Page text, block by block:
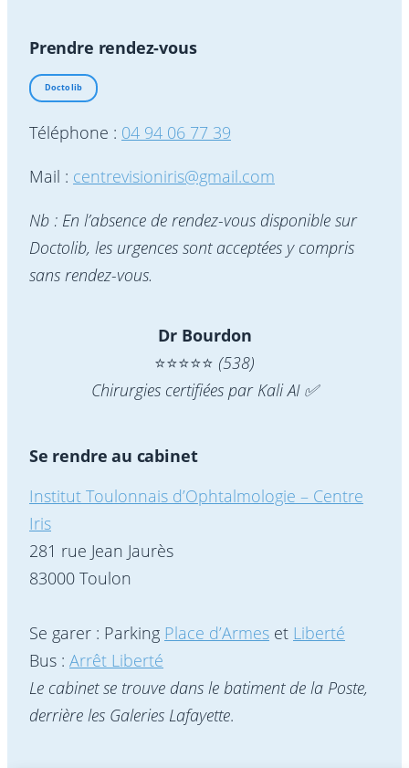
Prendre rendez-vous
Doctolib
Téléphone : 04 94 06 77 39
Mail : centrevisioniris@gmail.com
Nb : En l’absence de rendez-vous disponible sur
Doctolib, les urgences sont acceptées y compris
sans rendez-vous.
Dr Bourdon
⭐️⭐️⭐️⭐️⭐️ (538)
Chirurgies certifiées par Kali AI ✅
Se rendre au cabinet
Institut Toulonnais d’Ophtalmologie – Centre
Iris
281 rue Jean Jaurès
83000 Toulon
Se garer : Parking Place d’Armes et Liberté
Bus : Arrêt Liberté
Le cabinet se trouve dans le batiment de la Poste,
derrière les Galeries Lafayette.